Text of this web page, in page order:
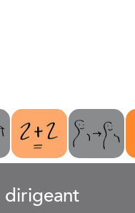
dirigeant